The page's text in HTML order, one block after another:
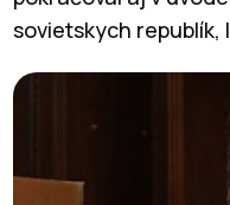
sovietskych republík,